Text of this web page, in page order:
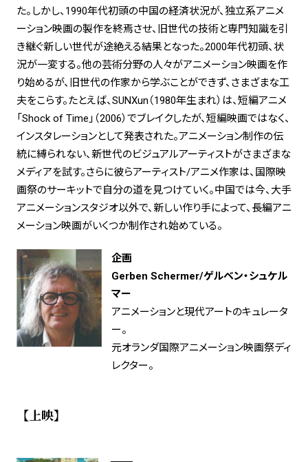
た。しかし、1990年代初頭の中国の経済状況が、独立系アニメ
ーション映画の製作を終焉させ、旧世代の技術と専門知識を引
き継ぐ新しい世代が途絶える結果となった。2000年代初頭、状
況が一変する。他の芸術分野の人々がアニメーション映画を作
り始めるが、旧世代の作家から学ぶことができず、さまざまな工
夫をこらす。たとえば、SUNXun（1980年生まれ）は、短編アニメ
「Shock of Time」（2006）でブレイクしたが、短編映画ではなく、
インスタレーションとして発表された。アニメーション制作の伝
統に縛られない、新世代のビジュアルアーティストがさまざまな
メディアを試す。さらに彼らアーティスト/アニメ作家は、国際映
画祭のサーキットで自分の道を見つけていく。中国では今、大手
アニメーションスタジオ以外で、新しい作り手によって、長編アニ
メーション映画がいくつか制作され始めている。
企画
Gerben Schermer/ゲルベン・シュケル
マー
アニメーションと現代アートのキュレータ
ー。
元オランダ国際アニメーション映画祭ディ
レクター。
【上映】